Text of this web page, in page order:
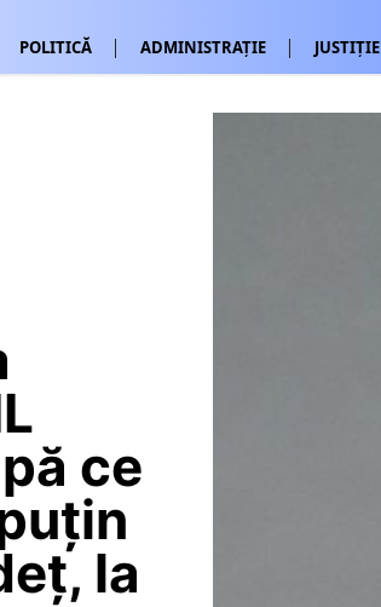
POLITICĂ ADMINISTRAȚIE JUSTIȚIE
ce
la